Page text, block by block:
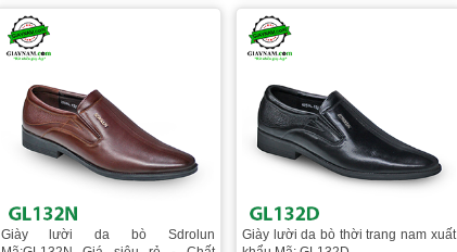
Giày lười da bò Sdrolun
Giày lười da bò thời trang nam xuất